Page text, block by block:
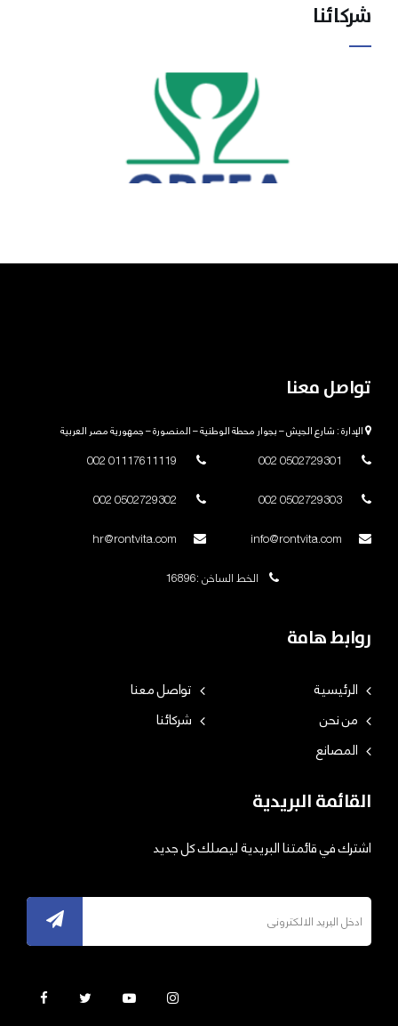
شركائنا
تواصل معنا
الإدارة : شارع الجيش – بجوار محطة الوطنية – المنصورة – جمهورية مصر العربية
الخط الساخن :16896
روابط هامة
الرئيسية
تواصل معنا
من نحن
شركائنا
المصانع
القائمة البريدية
اشترك في قائمتنا البريدية ليصلك كل جديد